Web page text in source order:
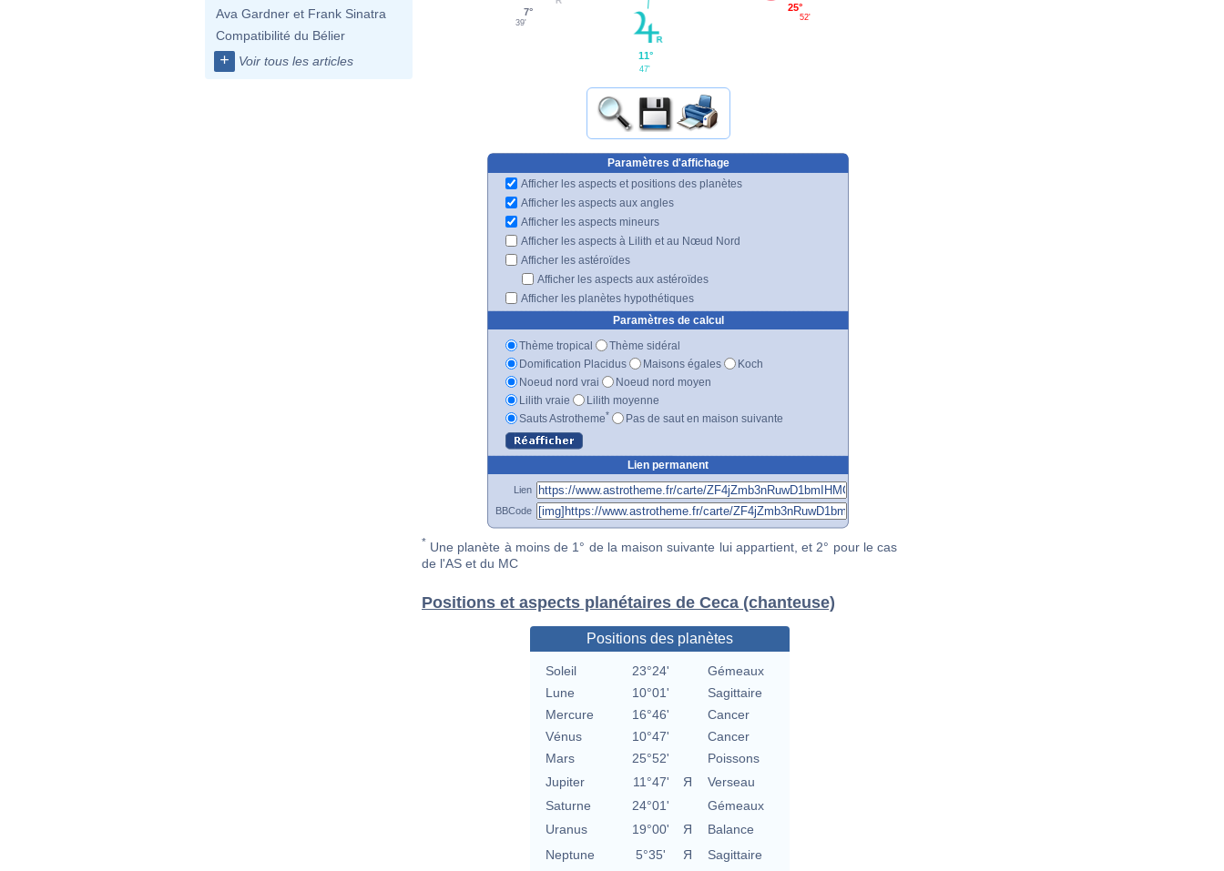
Ava Gardner et Frank Sinatra
Compatibilité du Bélier
+ Voir tous les articles
7°
39'
11°
47'
25°
52'
Paramètres d'affichage
Afficher les aspects et positions des planètes
Afficher les aspects aux angles
Afficher les aspects mineurs
Afficher les aspects à Lilith et au Nœud Nord
Afficher les astéroïdes
Afficher les aspects aux astéroïdes
Afficher les planètes hypothétiques
Paramètres de calcul
Thème tropical
Thème sidéral
Domification Placidus
Maisons égales
Koch
Noeud nord vrai
Noeud nord moyen
Lilith vraie
Lilith moyenne
Sauts Astrotheme* Pas de saut en maison suivante
Lien permanent
Lien
BBCode
* Une planète à moins de 1° de la maison suivante lui appartient, et 2° pour le cas
de l'AS et du MC
Positions et aspects planétaires de Ceca (chanteuse)
Positions des planètes
Soleil 23°24'
Gémeaux
Lune
10°01'
Sagittaire
Mercure
16°46'
Cancer
Vénus
10°47'
Cancer
Mars
25°52'
Poissons
Jupiter
11°47' Я
Verseau
Saturne
24°01'
Gémeaux
Uranus
19°00' Я
Balance
Neptune
5°35' Я Sagittaire